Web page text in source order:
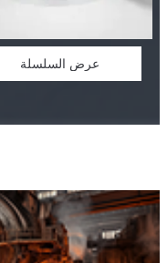
عرض السلسلة